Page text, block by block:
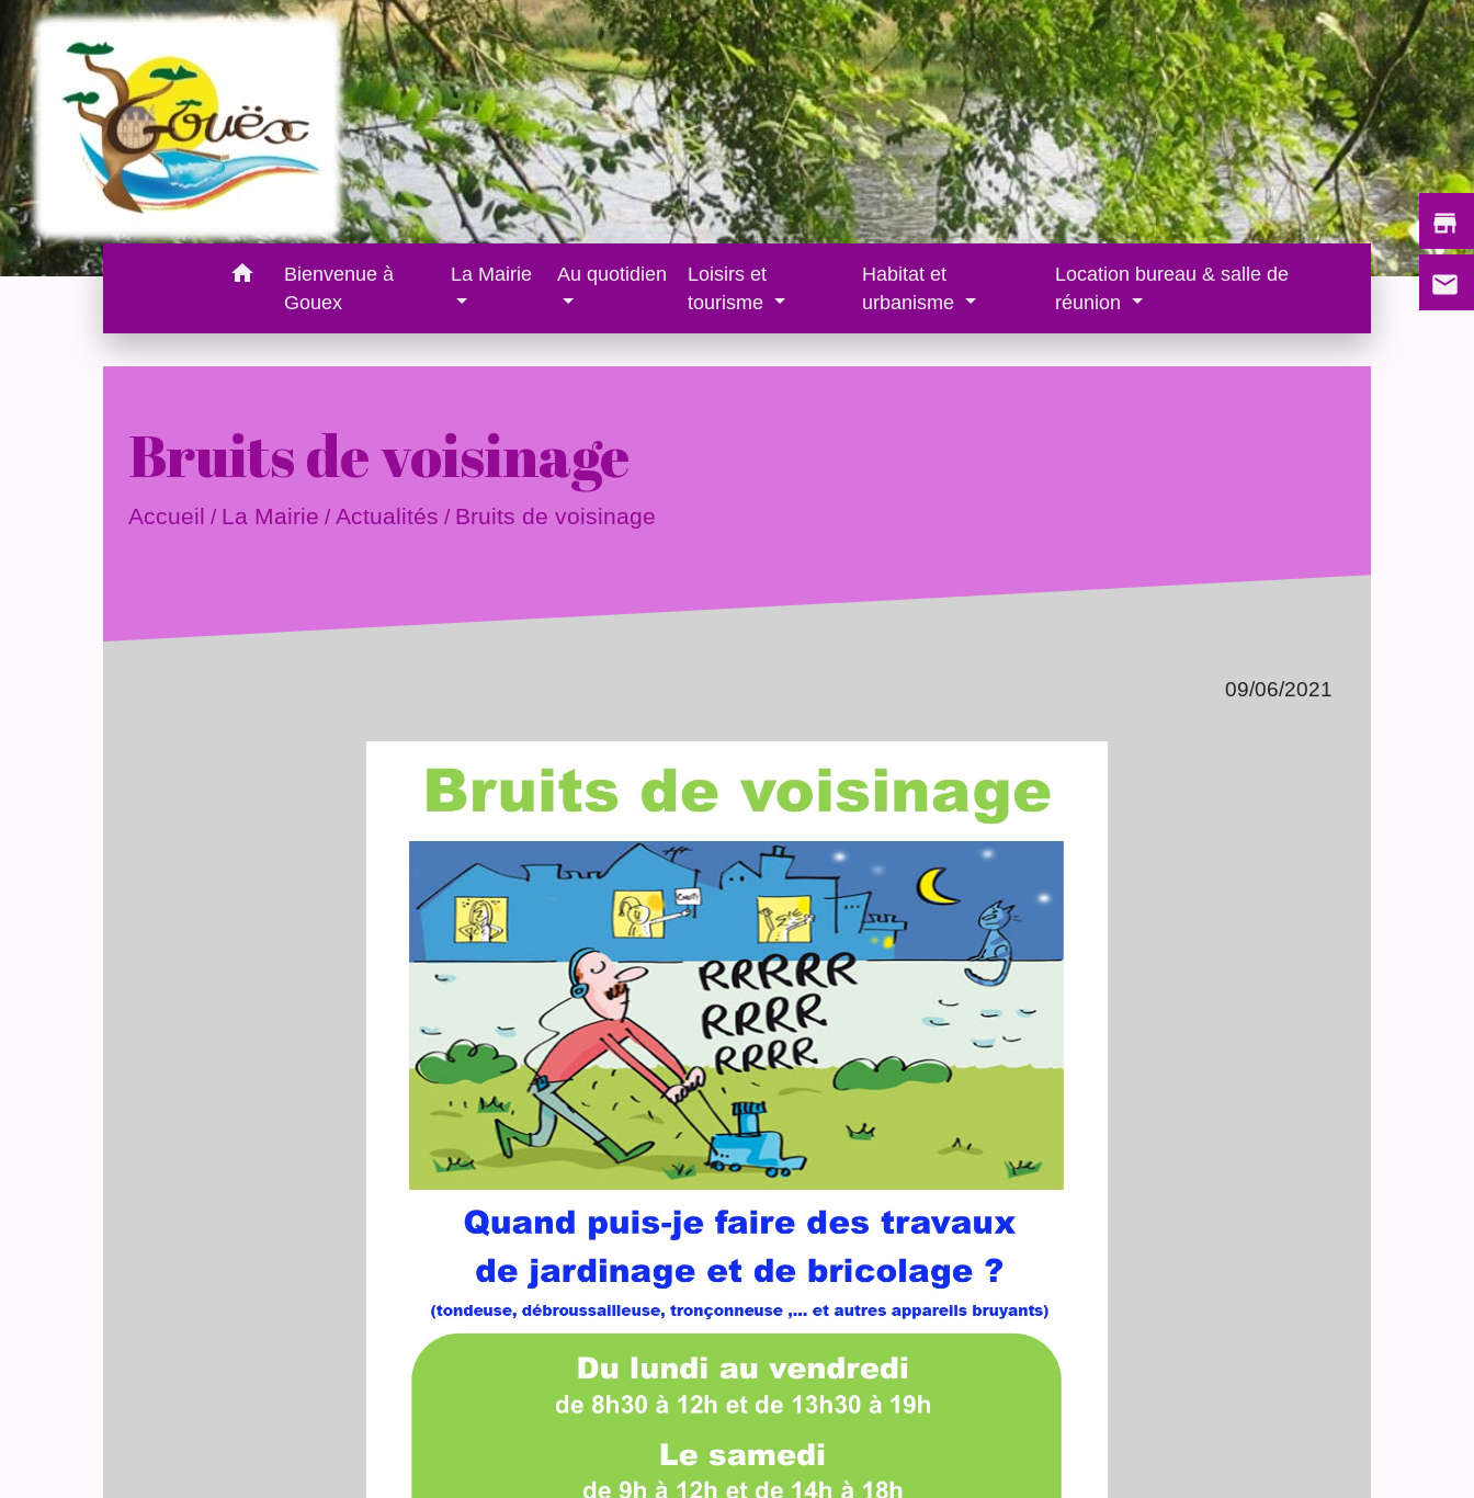
home
Bienvenue à
Gouex
La Mairie Au quotidien
Loisirs et
tourisme
Habitat et
urbanisme
Location bureau & salle de
réunion
Bruits de voisinage
Accueil / La Mairie / Actualités / Bruits de voisinage
09/06/2021
store
email